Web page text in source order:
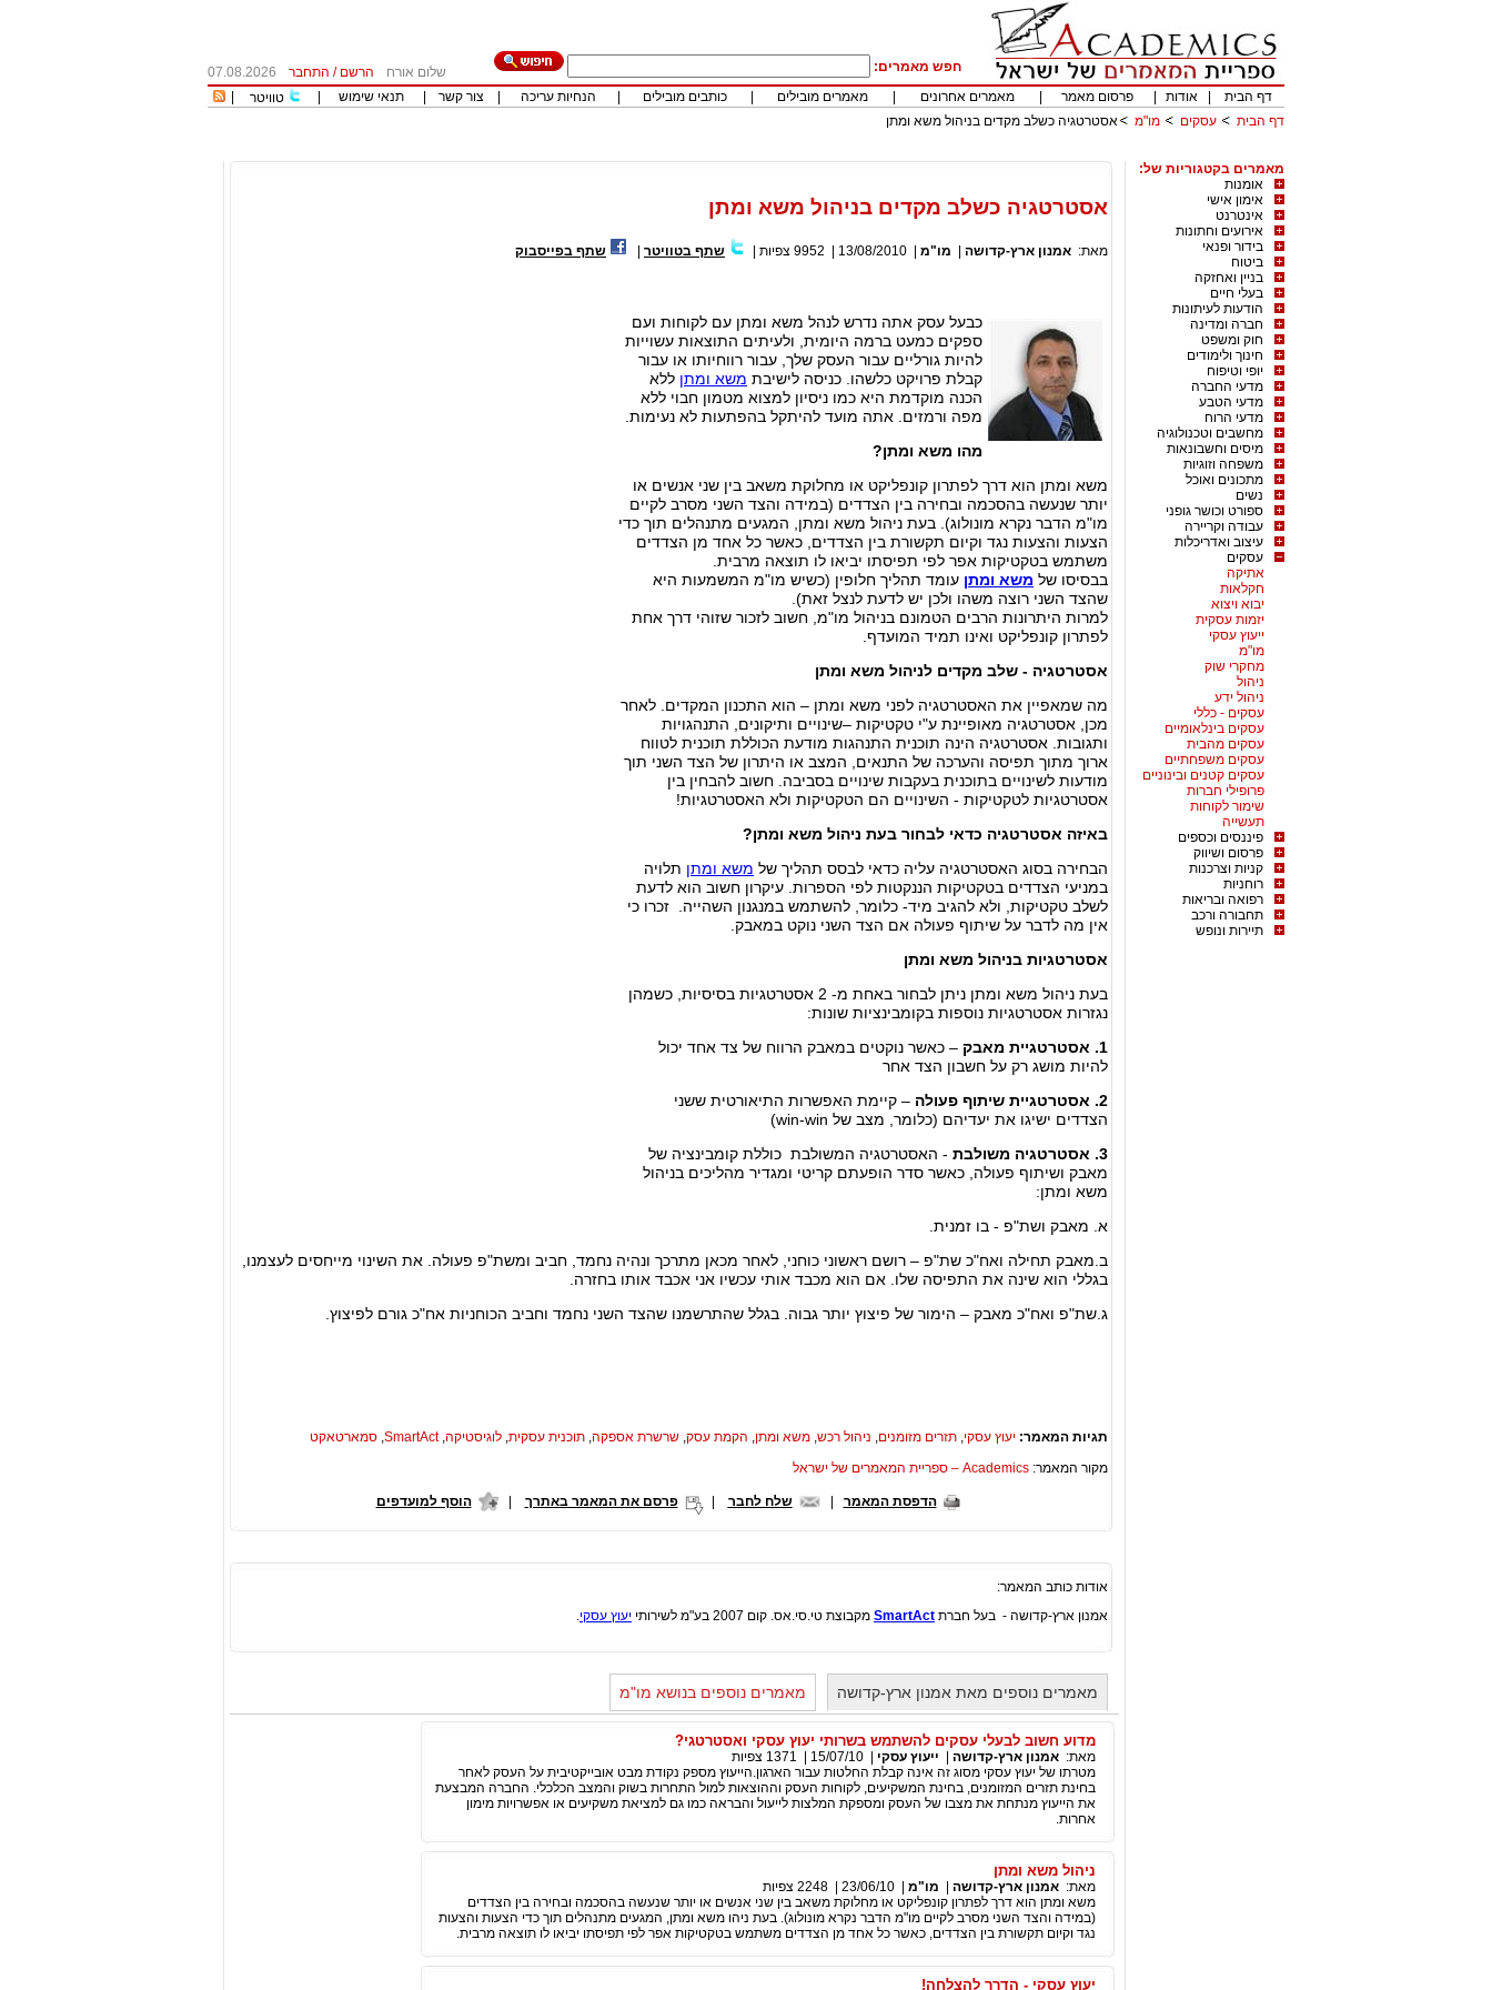
חפש מאמרים: שלום אורח הרשם / התחבר
07.08.2026
דף הבית
אודות פרסום מאמר מאמרים אחרונים מאמרים מובילים כותבים מובילים הנחיות עריכה צור קשר תנאי שימוש טוויטר
דף הבית
עסקים מו"מ אסטרטגיה כשלב מקדים בניהול משא ומתן
מאמרים בקטגוריות של:
אומנות
אימון אישי
אינטרנט
אירועים וחתונות
בידור ופנאי
ביטוח
בניין ואחזקה
בעלי חיים
הודעות לעיתונות
חברה ומדינה
חוק ומשפט
חינוך ולימודים
יופי וטיפוח
מדעי החברה
מדעי הטבע
מדעי הרוח
מחשבים וטכנולוגיה
מיסים וחשבונאות
משפחה וזוגיות
מתכונים ואוכל
נשים
ספורט וכושר גופני
עבודה וקריירה
עיצוב ואדריכלות
עסקים
אתיקה
חקלאות
יבוא ויצוא
יזמות עסקית
ייעוץ עסקי
מו"מ
מחקרי שוק
ניהול
ניהול ידע
עסקים - כללי
עסקים בינלאומיים
עסקים מהבית
עסקים משפחתיים
עסקים קטנים ובינוניים
פרופילי חברות
שימור לקוחות
תעשייה
פיננסים וכספים
פרסום ושיווק
קניות וצרכנות
רוחניות
רפואה ובריאות
תחבורה ורכב
תיירות ונופש
אסטרטגיה כשלב מקדים בניהול משא ומתן
מאת: אמנון ארץ-קדושה מו"מ 13/08/2010
9952 צפיות שתף בטוויטר שתף בפייסבוק
כבעל עסק אתה נדרש לנהל משא ומתן עם לקוחות ועם
ספקים כמעט ברמה היומית, ולעיתים התוצאות עשוייות
להיות גורליים עבור העסק שלך, עבור רווחיותו או עבור
קבלת פרויקט כלשהו. כניסה לישיבת משא ומתן ללא
הכנה מוקדמת היא כמו ניסיון למצוא מטמון חבוי ללא
מפה ורמזים. אתה מועד להיתקל בהפתעות לא נעימות.
מהו משא ומתן?
משא ומתן הוא דרך לפתרון קונפליקט או מחלוקת משאב בין שני אנשים או
יותר שנעשה בהסכמה ובחירה בין הצדדים (במידה והצד השני מסרב לקיים
מו"מ הדבר נקרא מונולוג). בעת ניהול משא ומתן, המגעים מתנהלים תוך כדי
הצעות והצעות נגד וקיום תקשורת בין הצדדים, כאשר כל אחד מן הצדדים
משתמש בטקטיקות אפר לפי תפיסתו יביאו לו תוצאה מרבית.
בבסיסו של משא ומתן עומד תהליך חלופין (כשיש מו"מ המשמעות היא
שהצד השני רוצה משהו ולכן יש לדעת לנצל זאת).
למרות היתרונות הרבים הטמונם בניהול מו"מ, חשוב לזכור שזוהי דרך אחת
לפתרון קונפליקט ואינו תמיד המועדף.
אסטרטגיה - שלב מקדים לניהול משא ומתן
מה שמאפיין את האסטרטגיה לפני משא ומתן – הוא התכנון המקדים. לאחר
מכן, אסטרטגיה מאופיינת ע"י טקטיקות –שינויים ותיקונים, התנהגויות
ותגובות. אסטרטגיה הינה תוכנית התנהגות מודעת הכוללת תוכנית לטווח
ארוך מתוך תפיסה והערכה של התנאים, המצב או היתרון של הצד השני תוך
מודעות לשינויים בתוכנית בעקבות שינויים בסביבה. חשוב להבחין בין
אסטרטגיות לטקטיקות - השינויים הם הטקטיקות ולא האסטרטגיות!
באיזה אסטרטגיה כדאי לבחור בעת ניהול משא ומתן?
הבחירה בסוג האסטרטגיה עליה כדאי לבסס תהליך של משא ומתן תלויה
במניעי הצדדים בטקטיקות הננקטות לפי הספרות. עיקרון חשוב הוא לדעת
לשלב טקטיקות, ולא להגיב מיד- כלומר, להשתמש במנגנון השהייה. זכרו כי
אין מה לדבר על שיתוף פעולה אם הצד השני נוקט במאבק.
אסטרטגיות בניהול משא ומתן
בעת ניהול משא ומתן ניתן לבחור באחת מ- 2 אסטרטגיות בסיסיות, כשמהן
נגזרות אסטרטגיות נוספות בקומבינציות שונות:
1.
אסטרטגיית מאבק – כאשר נוקטים במאבק הרווח של צד אחד יכול
להיות מושג רק על חשבון הצד אחר
2. אסטרטגיית שיתוף פעולה
– קיימת האפשרות התיאורטית ששני
הצדדים ישיגו את יעדיהם (כלומר, מצב של win-win)
3. אסטרטגיה משולבת
- האסטרטגיה המשולבת כוללת קומבינציה של
מאבק ושיתוף פעולה, כאשר סדר הופעתם קריטי ומגדיר מהליכים בניהול
משא ומתן:
א. מאבק ושת"פ - בו זמנית.
ב.מאבק תחילה ואח"כ שת"פ – רושם ראשוני כוחני, לאחר מכאן מתרכך ונהיה נחמד, חביב ומשת"פ פעולה. את השינוי מייחסים לעצמנו,
בגללי הוא שינה את התפיסה שלו. אם הוא מכבד אותי עכשיו אני אכבד אותו בחזרה.
ג.שת"פ ואח"כ מאבק – הימור של פיצוץ יותר גבוה. בגלל שהתרשמנו שהצד השני נחמד וחביב הכוחניות אח"כ גורם לפיצוץ.
תגיות המאמר: יעוץ עסקי, תזרים מזומנים, ניהול רכש, משא ומתן, הקמת עסק, שרשרת אספקה, תוכנית עסקית, לוגיסטיקה,
SmartAct
, סמארטאקט
מקור המאמר: Academics – ספריית המאמרים של ישראל
הדפסת המאמר שלח לחבר פרסם את המאמר באתרך | הוסף למועדפים
אודות כותב המאמר:
אמנון ארץ-קדושה - בעל חברת SmartAct מקבוצת טי.סי.אס. קום 2007 בע"מ לשירותי יעוץ עסקי.
מאמרים נוספים מאת אמנון ארץ-קדושה מאמרים נוספים בנושא מו"מ
מדוע חשוב לבעלי עסקים להשתמש בשרותי יעוץ עסקי ואסטרטגי?
מאת: אמנון ארץ-קדושה ייעוץ עסקי 15/07/10
1371 צפיות
מטרתו של יעוץ עסקי מסוג זה אינה קבלת החלטות עבור הארגון.הייעוץ מספק נקודת מבט אובייקטיבית על העסק לאחר
בחינת תזרים המזומנים, בחינת המשקיעים, לקוחות העסק וההוצאות למול התחרות בשוק והמצב הכלכלי. החברה המבצעת
את הייעוץ מנתחת את מצבו של העסק ומספקת המלצות לייעול והבראה כמו גם למציאת משקיעים או אפשרויות מימון
אחרות.
ניהול משא ומתן
מאת: אמנון ארץ-קדושה מו"מ 23/06/10
2248 צפיות
משא ומתן הוא דרך לפתרון קונפליקט או מחלוקת משאב בין שני אנשים או יותר שנעשה בהסכמה ובחירה בין הצדדים
(במידה והצד השני מסרב לקיים מו"מ הדבר נקרא מונולוג). בעת ניהו משא ומתן, המגעים מתנהלים תוך כדי הצעות והצעות
נגד וקיום תקשורת בין הצדדים, כאשר כל אחד מן הצדדים משתמש בטקטיקות אפר לפי תפיסתו יביאו לו תוצאה מרבית.
יעוץ עסקי - הדרך להצלחה!